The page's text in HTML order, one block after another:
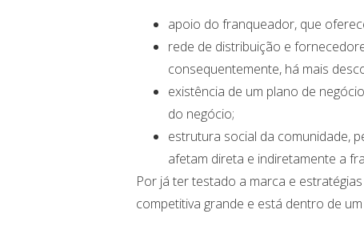
apoio do franqueador, que
rede de distribuição e
consequentemente, há mais
existência de um plano de
do negócio;
estrutura social da comunidade,
afetam direta e indiretamente a
Por já ter testado a marca e
competitiva grande e está dentro de